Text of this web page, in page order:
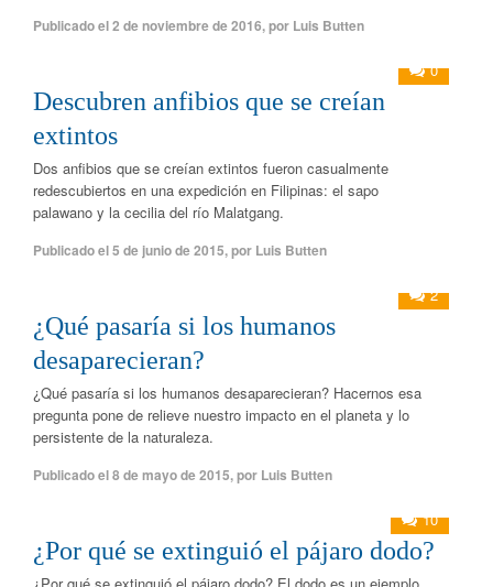
Publicado el2 de noviembre de 2016,por Luis Butten
0
Descubren anfibios que se creían
extintos
Dos anfibios que se creían extintos fueron casualmente
redescubiertos en una expedición en Filipinas: el sapo
palawano y la cecilia del río Malatgang.
Publicado el5 de junio de 2015,por Luis Butten
2
¿Qué pasaría si los humanos
desaparecieran?
¿Qué pasaría si los humanos desaparecieran? Hacernos esa
pregunta pone de relieve nuestro impacto en el planeta y lo
persistente de la naturaleza.
Publicado el8 de mayo de 2015,por Luis Butten
10
¿Por qué se extinguió el pájaro dodo?